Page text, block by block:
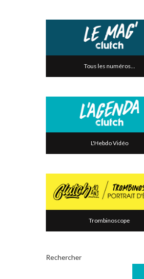
Tous les numéros...
L'Hebdo Vidéo
Trombinoscope
Rechercher